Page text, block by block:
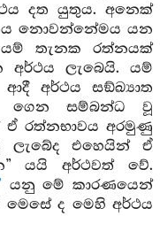
දත යුතුය. අනෙක්
නොවන්නේමය යන
තැනක රත්නයක්
ලැබෙයි. යම්
අර්ථය සඞ්ඛ්‍යාත
සම්බන්ධ වූ
රත්නභාවය අරමුණු
එහෙයින් ඒ
යයි අර්ථවත් වේ.
යනු මේ කාරණයෙන්
ද මෙහි අර්ථය